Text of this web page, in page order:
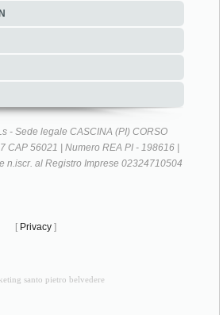
- Sede legale CASCINA (PI) CORSO
CAP 56021 | Numero REA PI - 198616 |
n.iscr. al Registro Imprese 02324710504
[ Privacy ]
santo pietro belvedere